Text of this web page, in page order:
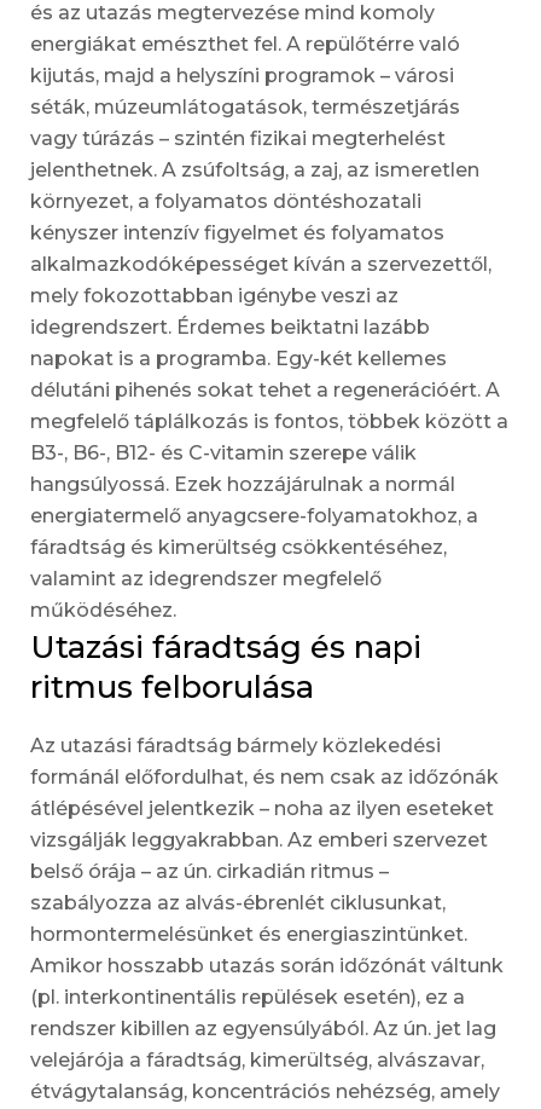
és az utazás megtervezése mind komoly
energiákat emészthet fel. A repülőtérre való
kijutás, majd a helyszíni programok – városi
séták, múzeumlátogatások, természetjárás
vagy túrázás – szintén fizikai megterhelést
jelenthetnek. A zsúfoltság, a zaj, az ismeretlen
környezet, a folyamatos döntéshozatali
kényszer intenzív figyelmet és folyamatos
alkalmazkodóképességet kíván a szervezettől,
mely fokozottabban igénybe veszi az
idegrendszert. Érdemes beiktatni lazább
napokat is a programba. Egy-két kellemes
délutáni pihenés sokat tehet a regenerációért. A
megfelelő táplálkozás is fontos, többek között a
B3-, B6-, B12- és C-vitamin szerepe válik
hangsúlyossá. Ezek hozzájárulnak a normál
energiatermelő anyagcsere-folyamatokhoz, a
fáradtság és kimerültség csökkentéséhez,
valamint az idegrendszer megfelelő
működéséhez.
Utazási fáradtság és napi
ritmus felborulása
Az utazási fáradtság bármely közlekedési
formánál előfordulhat, és nem csak az időzónák
átlépésével jelentkezik – noha az ilyen eseteket
vizsgálják leggyakrabban. Az emberi szervezet
belső órája – az ún. cirkadián ritmus –
szabályozza az alvás-ébrenlét ciklusunkat,
hormontermelésünket és energiaszintünket.
Amikor hosszabb utazás során időzónát váltunk
(pl. interkontinentális repülések esetén), ez a
rendszer kibillen az egyensúlyából. Az ún. jet lag
velejárója a fáradtság, kimerültség, alvászavar,
étvágytalanság, koncentrációs nehézség, amely